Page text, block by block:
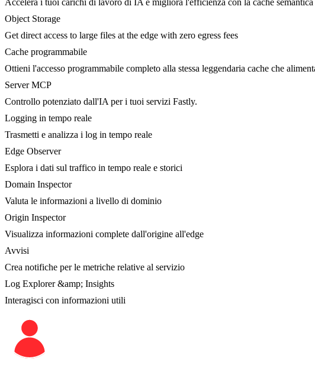
Object Storage
Get direct access to large files at the edge with zero egress fees
Cache programmabile
Ottieni l'accesso programmabile completo alla stessa leggendaria cache che
Server MCP
Controllo potenziato dall'IA per i tuoi servizi Fastly.
Logging in tempo reale
Trasmetti e analizza i log in tempo reale
Edge Observer
Esplora i dati sul traffico in tempo reale e storici
Domain Inspector
Valuta le informazioni a livello di dominio
Origin Inspector
Visualizza informazioni complete dall'origine all'edge
Avvisi
Crea notifiche per le metriche relative al servizio
Log Explorer &amp; Insights
Interagisci con informazioni utili